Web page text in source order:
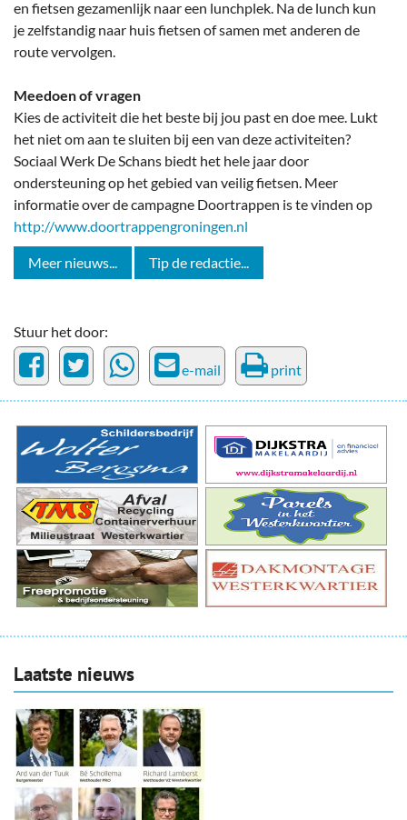
en fietsen gezamenlijk naar een lunchplek. Na de lunch kun
je zelfstandig naar huis fietsen of samen met anderen de
route vervolgen.
Meedoen of vragen
Kies de activiteit die het beste bij jou past en doe mee. Lukt
het niet om aan te sluiten bij een van deze activiteiten?
Sociaal Werk De Schans biedt het hele jaar door
ondersteuning op het gebied van veilig fietsen. Meer
informatie over de campagne Doortrappen is te vinden op
http://www.doortrappengroningen.nl
Meer nieuws... Tip de redactie...
Stuur het door:
e-mail print
Laatste nieuws